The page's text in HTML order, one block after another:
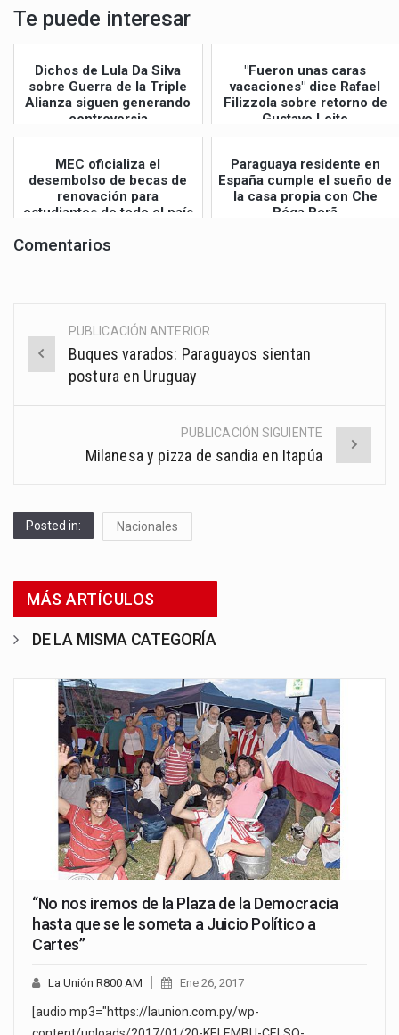
Te puede interesar
Dichos de Lula Da Silva
sobre Guerra de la Triple
Alianza siguen generando
controversia
"Fueron unas caras
vacaciones" dice Rafael
Filizzola sobre retorno de
Gustavo Leite
MEC oficializa el
desembolso de becas de
renovación para
estudiantes de todo el país
Paraguaya residente en
España cumple el sueño de
la casa propia con Che
Róga Porã
Comentarios
Post
navigation
PUBLICACIÓN ANTERIOR
Buques varados: Paraguayos sientan
postura en Uruguay
PUBLICACIÓN SIGUIENTE
Milanesa y pizza de sandia en Itapúa
Posted in: Nacionales
MÁS ARTÍCULOS
DE LA MISMA CATEGORÍA
“No nos iremos de la Plaza de la Democracia
hasta que se le someta a Juicio Político a
Cartes”
La Unión R800 AM Ene 26, 2017
[audio mp3="https://launion.com.py/wp-